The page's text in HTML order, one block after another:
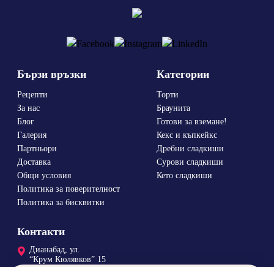
Бързи връзки
Рецепти
За нас
Блог
Галерия
Партньори
Доставка
Общи условия
Политика за поверителност
Политика за бисквитки
Категории
Торти
Браунита
Готови за вземане!
Кекс и къпкейкс
Дребни сладкиши
Сурови сладкиши
Кето сладкиши
Контакти
Дианабад, ул.
“Крум Кюлявков” 15